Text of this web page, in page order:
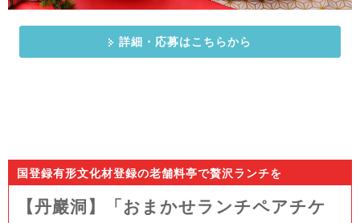
詳細・応募はこちらから
国登録有形文化材登録の老舗料亭で贅沢ランチを
【丹巖洞】「おまかせランチペアチケ